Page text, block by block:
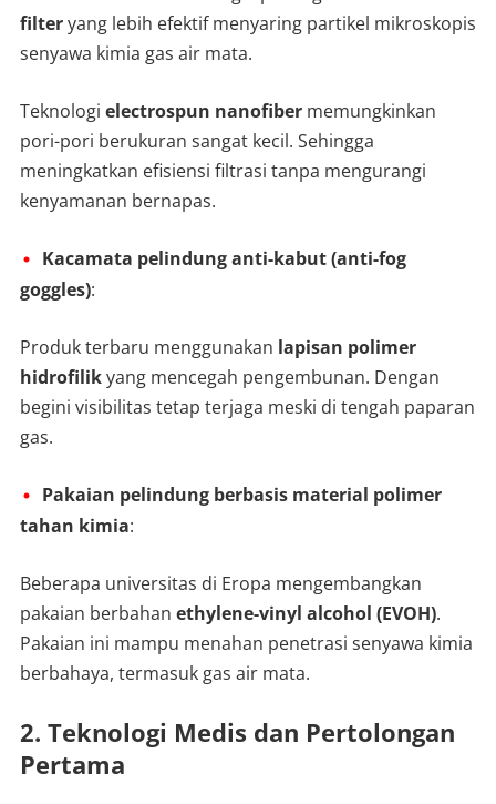
filteryang lebih efektif menyaring partikel mikroskopis
senyawa kimia gas air mata.
Teknologi electrospun nanofibermemungkinkan
pori-pori berukuran sangat kecil. Sehingga
meningkatkan efisiensi filtrasi tanpa mengurangi
kenyamanan bernapas.
Kacamata pelindung anti-kabut (anti-fog
goggles):
Produk terbaru menggunakan lapisan polimer
hidrofilikyang mencegah pengembunan. Dengan
begini visibilitas tetap terjaga meski di tengah paparan
gas.
Pakaian pelindung berbasis material polimer
tahan kimia:
Beberapa universitas di Eropa mengembangkan
pakaian berbahan ethylene-vinyl alcohol (EVOH).
Pakaian ini mampu menahan penetrasi senyawa kimia
berbahaya, termasuk gas air mata.
2. Teknologi Medis dan Pertolongan
Pertama